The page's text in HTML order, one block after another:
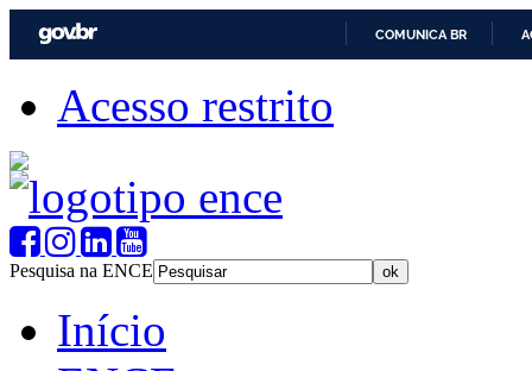
COMUNICA BR
Acesso restrito
Pesquisa na ENCE
Início